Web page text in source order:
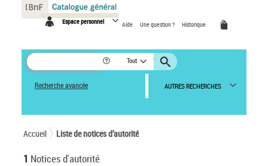
Espace personnel Aide Une question ? Historique
Tout
Recherche avancée AUTRES RECHERCHES
Accueil Liste de notices d’autorité
1 Notices d'autorité
Panneau de gestion des cookies